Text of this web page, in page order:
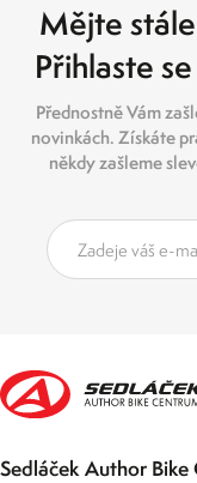
Mějte
Přihlaste
Přednostně Vám
novinkách. Získáte
někdy zašleme
Sedláček Author Bike